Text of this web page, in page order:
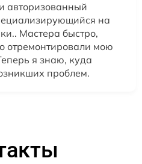
авторизованный
на
Мастера быстро,
отремонтировали мою
я знаю, куда
проблем.